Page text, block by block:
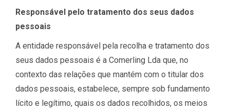
Responsável pelo tratamento dos seus dados
pessoais
A entidade responsável pela recolha e tratamento dos
seus dados pessoais é a Comerling Lda que, no
contexto das relações que mantém com o titular dos
dados pessoais, estabelece, sempre sob fundamento
lícito e legítimo, quais os dados recolhidos, os meios